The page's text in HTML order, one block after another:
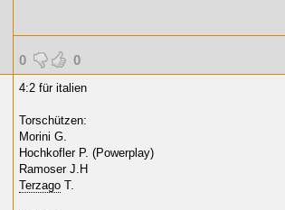
0 0
4:2 für italien
Torschützen:
Morini G.
Hochkofler P. (Powerplay)
Ramoser J.H
Terzago T.